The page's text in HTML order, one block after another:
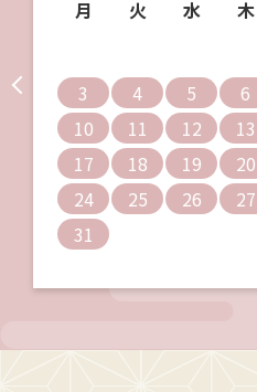
月 火 水 木
3
4 5 6
10
11 12 13
17
18 19 20
24
25 26 27
31